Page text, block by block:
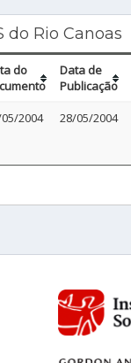
do Rio Canoas
do
Data de
Publicação
2004 28/05/2004